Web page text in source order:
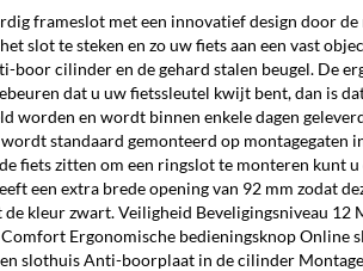
frameslot met een innovatief design door
slot te steken en zo uw fiets aan een vast
boor cilinder en de gehard stalen beugel. De
dat u uw fietssleutel kwijt bent, dan is
worden en wordt binnen enkele dagen
standaard gemonteerd op montagegaten
fiets zitten om een ringslot te monteren kunt
een extra brede opening van 92 mm zodat
kleur zwart. Veiligheid Beveligingsniveau 12
Ergonomische bedieningsknop Online
slothuis Anti-boorplaat in de cilinder